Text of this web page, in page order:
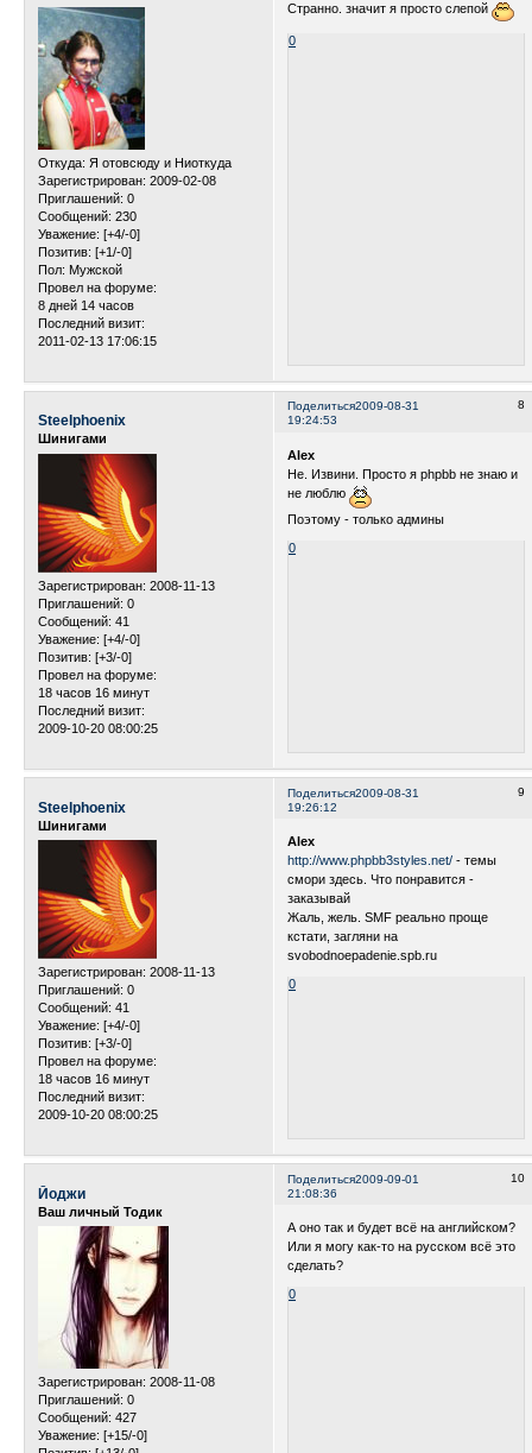
Откуда: Я отовсюду и Ниоткуда
Зарегистрирован: 2009-02-08
Приглашений: 0
Сообщений: 230
Уважение: [+4/-0]
Позитив: [+1/-0]
Пол: Мужской
Провел на форуме:
8 дней 14 часов
Последний визит:
2011-02-13 17:06:15
Странно. значит я просто слепой
0
Поделиться 8
2009-08-31
19:24:53
Steelphoenix
Шинигами
Зарегистрирован: 2008-11-13
Приглашений: 0
Сообщений: 41
Уважение: [+4/-0]
Позитив: [+3/-0]
Провел на форуме:
18 часов 16 минут
Последний визит:
2009-10-20 08:00:25
Alex
Не. Извини. Просто я phpbb не знаю и
не люблю
Поэтому - только админы
0
Поделиться 9
2009-08-31
19:26:12
Steelphoenix
Шинигами
Зарегистрирован: 2008-11-13
Приглашений: 0
Сообщений: 41
Уважение: [+4/-0]
Позитив: [+3/-0]
Провел на форуме:
18 часов 16 минут
Последний визит:
2009-10-20 08:00:25
Alex
http://www.phpbb3styles.net/ - темы
смори здесь. Что понравится -
заказывай
Жаль, жель. SMF реально проще
кстати, загляни на
svobodnoepadenie.spb.ru
0
Поделиться 10
2009-09-01
21:08:36
Йоджи
Ваш личный Тодик
Зарегистрирован: 2008-11-08
Приглашений: 0
Сообщений: 427
Уважение: [+15/-0]
А оно так и будет всё на английском?
Или я могу как-то на русском всё это
сделать?
0